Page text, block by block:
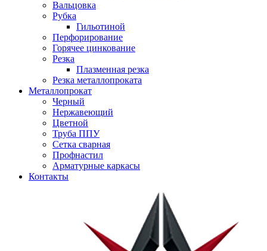
Вальцовка
Рубка
Гильотиной
Перфорирование
Горячее цинкование
Резка
Плазменная резка
Резка металлопроката
Металлопрокат
Черный
Нержавеющий
Цветной
Труба ППУ
Сетка сварная
Профнастил
Арматурные каркасы
Контакты